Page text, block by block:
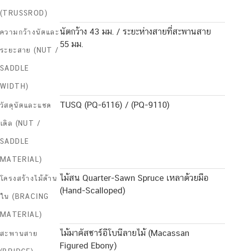
(TRUSSROD)
ความกว้างนัตและ
ระยะสาย (NUT /
SADDLE
WIDTH)
นัตกว้าง 43 มม. / ระยะห่างสายที่สะพานสาย
55 มม.
วัสดุนัตและแซด
เดิล (NUT /
SADDLE
MATERIAL)
TUSQ (PQ-6116) / (PQ-9110)
โครงสร้างไม้ด้าน
ใน (BRACING
MATERIAL)
ไม้สน Quarter-Sawn Spruce เหลาด้วยมือ
(Hand-Scalloped)
สะพานสาย
ไม้มาคัสซาร์อีโบนีลายไม้ (Macassan
Figured Ebony)